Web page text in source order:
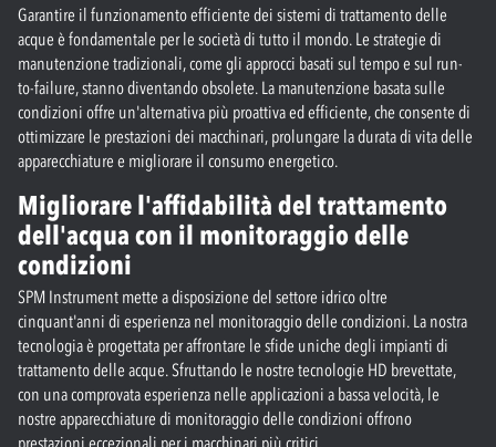
Garantire il funzionamento efficiente dei sistemi di trattamento delle
acque è fondamentale per le società di tutto il mondo. Le strategie di
manutenzione tradizionali, come gli approcci basati sul tempo e sul run-
to-failure, stanno diventando obsolete. La manutenzione basata sulle
condizioni offre un'alternativa più proattiva ed efficiente, che consente di
ottimizzare le prestazioni dei macchinari, prolungare la durata di vita delle
apparecchiature e migliorare il consumo energetico.
Migliorare l'affidabilità del trattamento
dell'acqua con il monitoraggio delle
condizioni
SPM Instrument mette a disposizione del settore idrico oltre
cinquant'anni di esperienza nel monitoraggio delle condizioni. La nostra
tecnologia è progettata per affrontare le sfide uniche degli impianti di
trattamento delle acque. Sfruttando le nostre tecnologie HD brevettate,
con una comprovata esperienza nelle applicazioni a bassa velocità, le
nostre apparecchiature di monitoraggio delle condizioni offrono
prestazioni eccezionali per i macchinari più critici.